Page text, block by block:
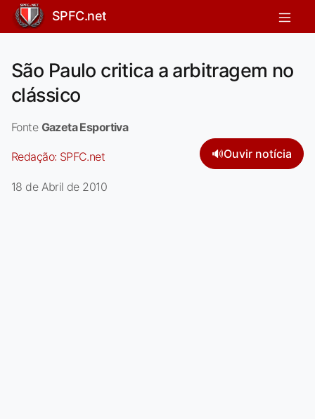
SPFC.net
São Paulo critica a arbitragem no
clássico
Fonte Gazeta Esportiva
Redação: SPFC.net 🔊Ouvir notícia
18 de Abril de 2010